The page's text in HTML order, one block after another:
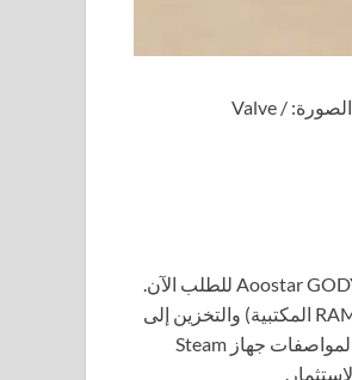
(حقوق الصورة: Valve /
بدلاً من الانتظار في اليانصيب لفرصة شراء جهاز Steam Machine، يتوفر جهاز Aoostar GODY 7600XT للطلب الآن.
قد يؤدي إضافة DDR5 الخاصة بك (وحدات SO-DIMM على غرار اللابتوب بدلاً من ذاكرة RAM المكتبية) والتخزين إلى
زيادة السعر، ولكن إذا كان لديك بالفعل إمداد لتلك الأجزاء (حوالي 300 دولار من الترقيات لمواصفات جهاز Steam